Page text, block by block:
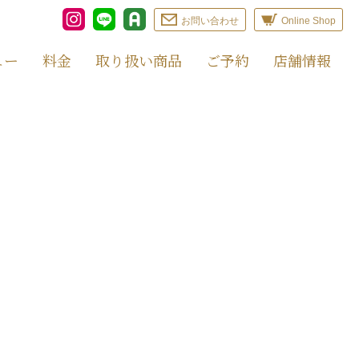
お問い合わせ Online Shop
料金 取り扱い商品 ご予約 店舗情報